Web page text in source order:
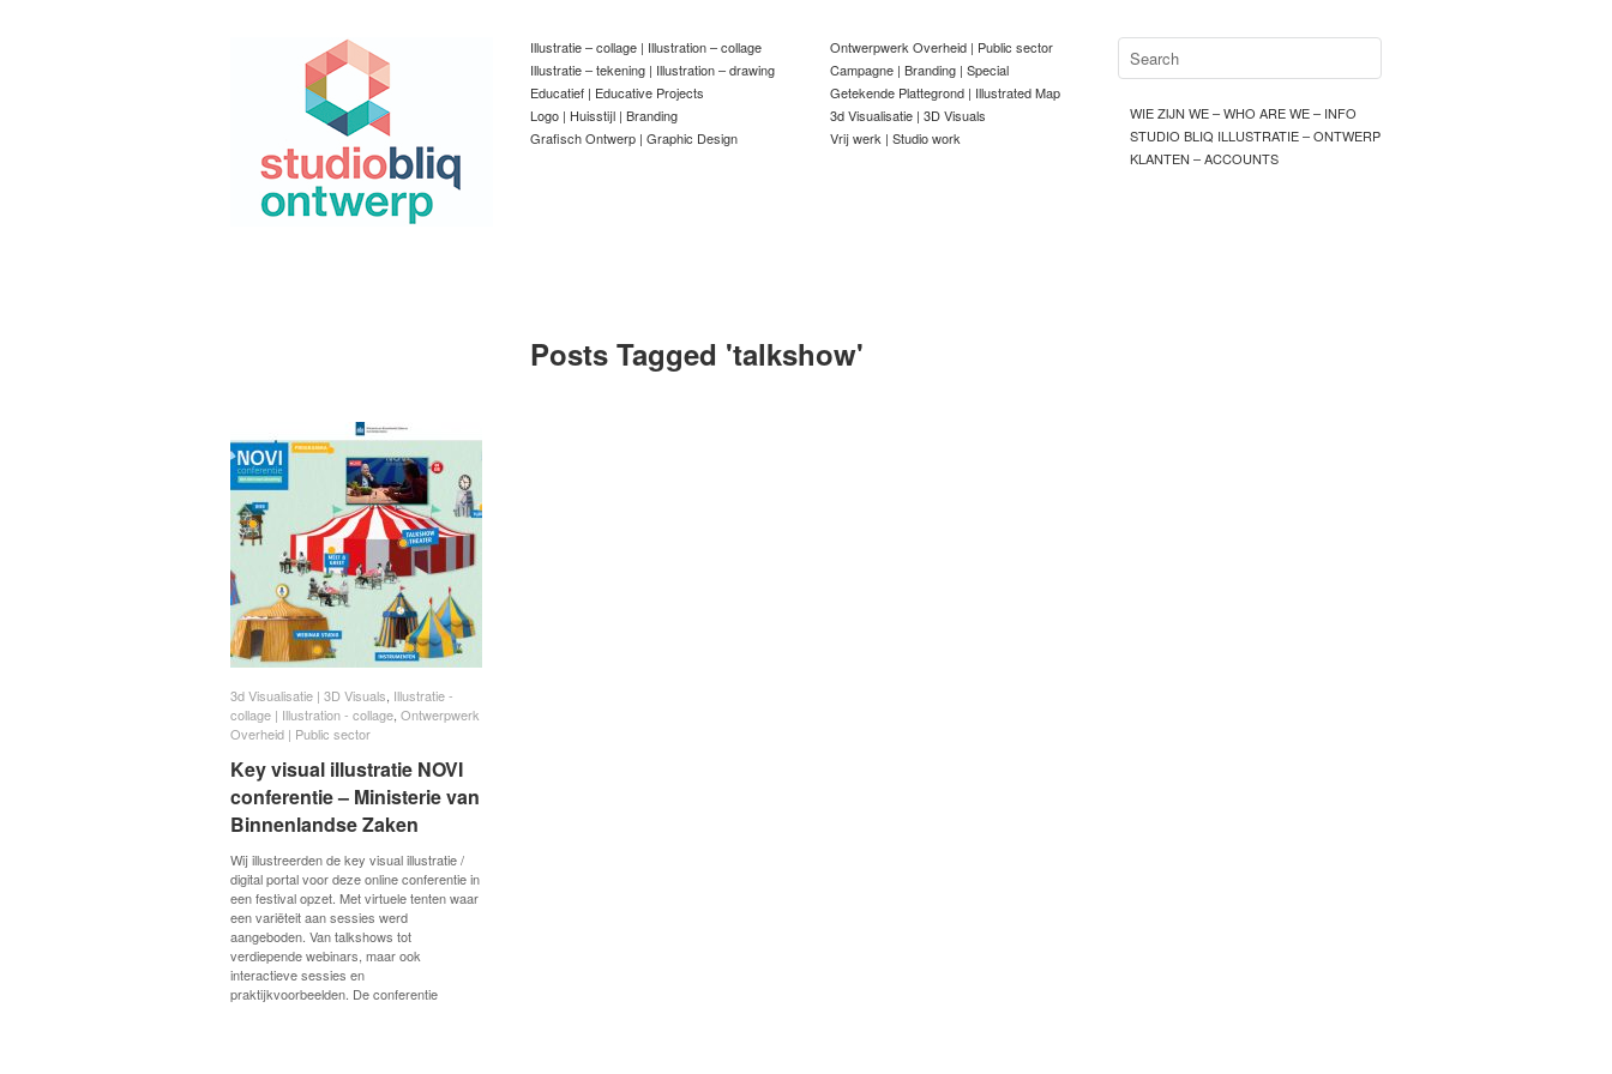
Illustratie – collage | Illustration – collage
Illustratie – tekening | Illustration – drawing
Educatief | Educative Projects
Logo | Huisstijl | Branding
Grafisch Ontwerp | Graphic Design
Ontwerpwerk Overheid | Public sector
Campagne | Branding | Special
Getekende Plattegrond | Illustrated Map
3d Visualisatie | 3D Visuals
Vrij werk | Studio work
WIE ZIJN WE – WHO ARE WE – INFO
STUDIO BLIQ ILLUSTRATIE – ONTWERP
KLANTEN – ACCOUNTS
Posts Tagged 'talkshow'
3d Visualisatie | 3D Visuals Illustratie -
collage | Illustration - collage Ontwerpwerk
Overheid | Public sector
Key visual illustratie NOVI
conferentie – Ministerie van
Binnenlandse Zaken
Wij illustreerden de key visual illustratie /
digital portal voor deze online conferentie in
een festival opzet. Met virtuele tenten waar
een variëteit aan sessies werd
aangeboden. Van talkshows tot
verdiepende webinars, maar ook
interactieve sessies en
praktijkvoorbeelden. De conferentie
3d Visualisatie | 3D Visuals Illustratie -
collage | Illustration - collage Ontwerpwerk
Overheid | Public sector
Key visual illustratie NOVI
conferentie – Ministerie van
Binnenlandse Zaken